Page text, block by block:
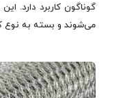
گوناگون کاربرد دارد.
می‌شوند و بسته به نوع